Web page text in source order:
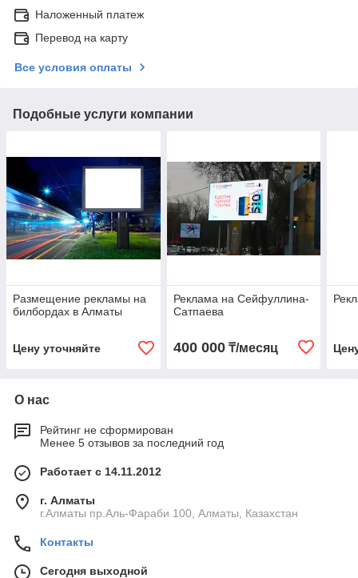
Наложенный платеж
Перевод на карту
Все условия оплаты
Подобные услуги компании
Размещение рекламы на
билбордах в Алматы
Цену уточняйте
Реклама на Сейфуллина-
Сатпаева
400 000₸/месяц
О нас
Рейтинг не сформирован
Менее 5 отзывов за последний год
Работает с 14.11.2012
г. Алматы
г.Алматы пр.Аль-Фараби 100, Алматы, Казахстан
Контакты
Сегодня выходной